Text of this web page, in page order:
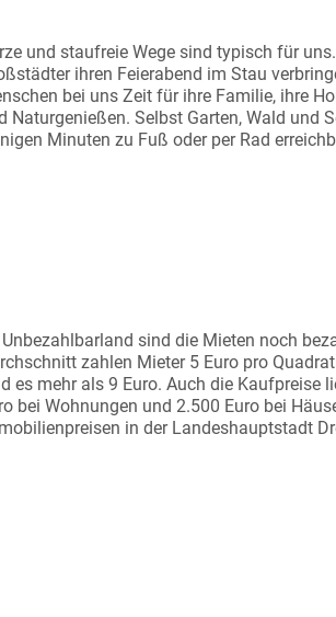
und staufreie Wege sind typisch für
ihren Feierabend im Stau
bei uns Zeit für ihre Familie, ihre
Naturgenießen. Selbst Garten, Wald und
Minuten zu Fuß oder per Rad
sind die Mieten noch
zahlen Mieter 5 Euro pro
es mehr als 9 Euro. Auch die Kaufpreise
bei Wohnungen und 2.500 Euro bei
in der Landeshauptstadt